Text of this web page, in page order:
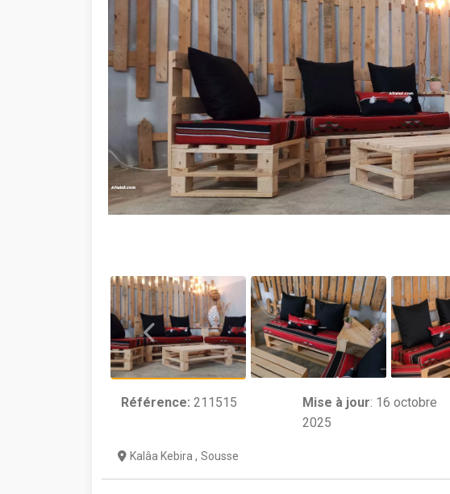
Référence: 211515 Mise à jour: 16 octobre
2025
Kalâa Kebira , Sousse